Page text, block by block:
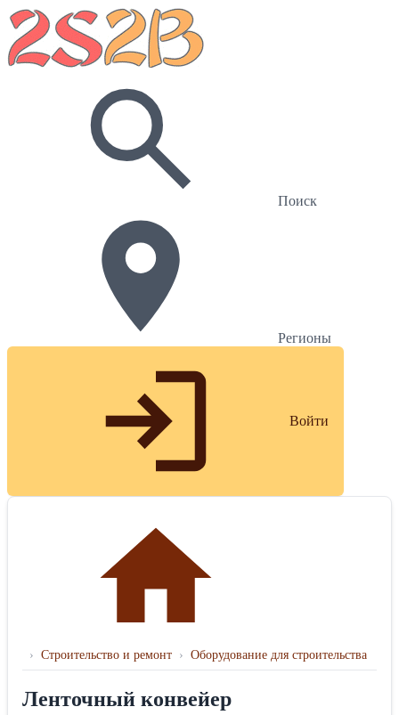
Поиск
Регионы
Войти
› Строительство и ремонт › Оборудование для строительства
Ленточный конвейер